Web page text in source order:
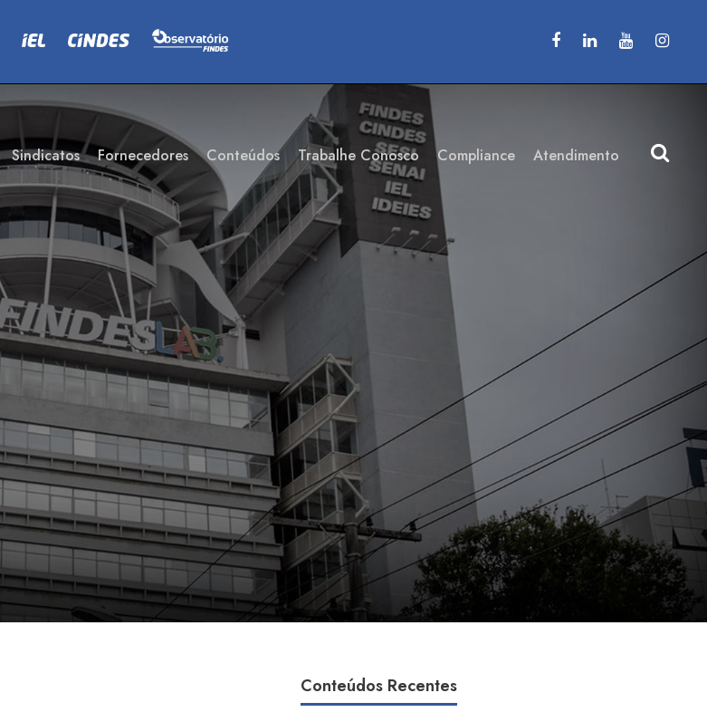
Sindicatos Fornecedores Conteúdos Trabalhe Conosco Compliance Atendimento
Conteúdos Recentes